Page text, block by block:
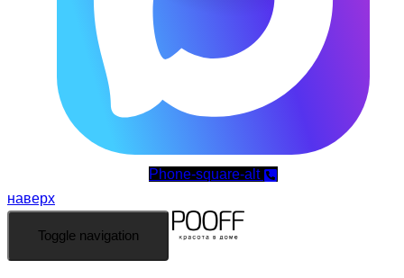
Phone-square-alt
наверх
Toggle navigation